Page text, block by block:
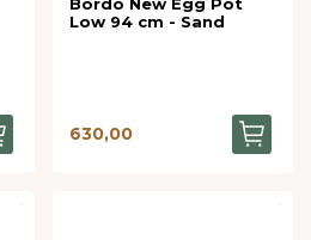
Low 94 cm - Sand
630,00